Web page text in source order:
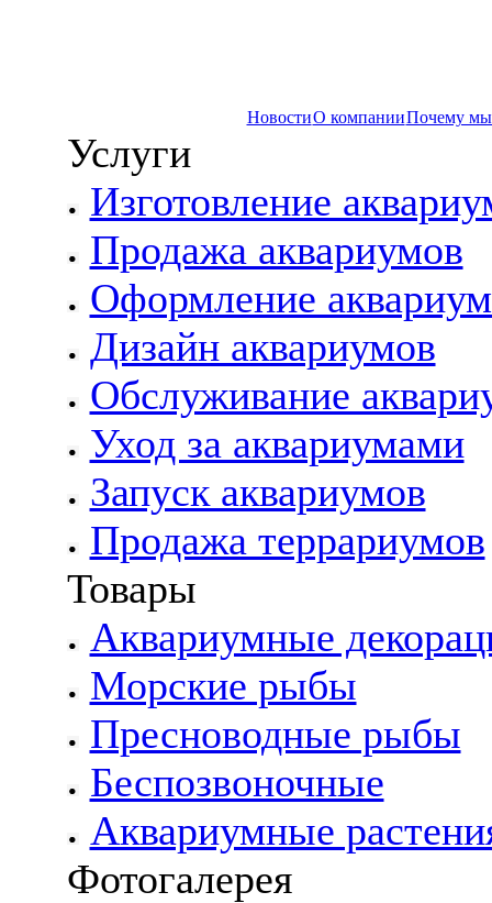
НовостиО компанииПочему
Услуги
Изготовление
Продажа аквариумов
Оформление
Дизайн аквариумов
Обслуживание
Уход за аквариумами
Запуск аквариумов
Продажа террариумов
Товары
Аквариумные
Морские рыбы
Пресноводные рыбы
Беспозвоночные
Аквариумные
Фотогалерея